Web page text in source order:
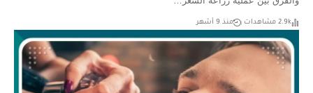
2.9k مشاهدات منذ 9 أشهر